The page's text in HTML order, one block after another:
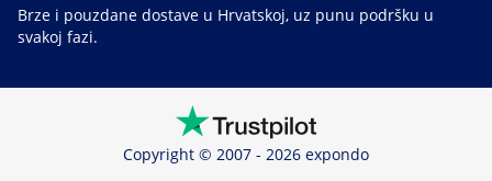
Brze i pouzdane dostave u Hrvatskoj, uz punu podršku u
svakoj fazi.
Copyright © 2007 - 2026 expondo